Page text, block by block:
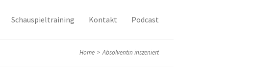
Schauspieltraining Kontakt Podcast
Home > Absolventin inszeniert